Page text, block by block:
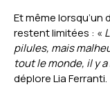
Et même
restent limitées : «
pilules, mais
tout le monde, il y
déplore Lia Ferranti.